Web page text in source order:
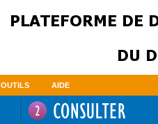
OUTILS AIDE